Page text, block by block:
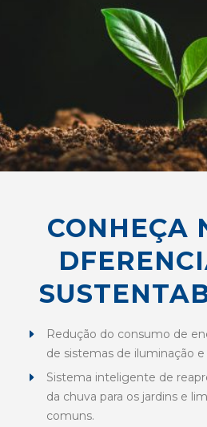
CONHEÇA
Redução do consumo de
de sistemas de iluminação
Sistema inteligente de
da chuva para os jardins e
comuns.